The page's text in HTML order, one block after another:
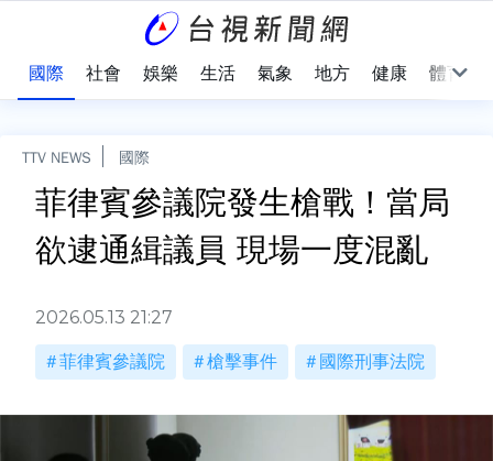
國際 社會 娛樂 生活 氣象 地方 健康 體育
TTV NEWS 國際
菲律賓參議院發生槍戰！當局
欲逮通緝議員 現場一度混亂
2026.05.13 21:27
菲律賓參議院 槍擊事件 國際刑事法院